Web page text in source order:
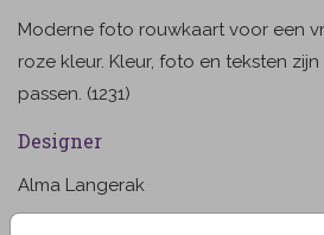
Moderne foto rouwkaart voor een
roze kleur. Kleur, foto en teksten
passen. (1231)
Designer
Alma Langerak